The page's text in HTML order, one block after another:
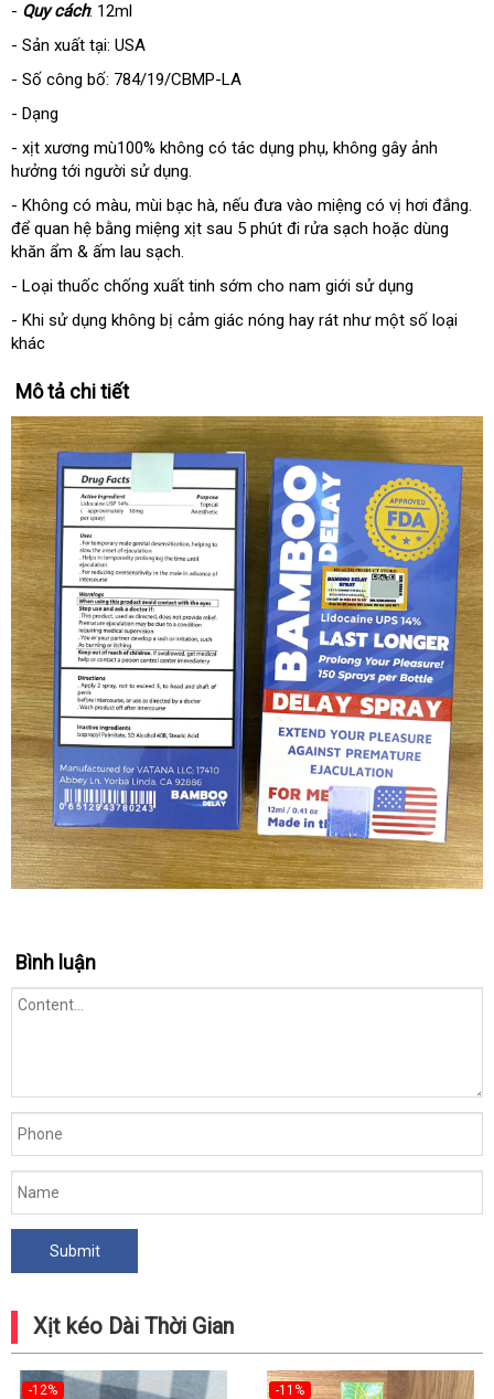
- Quy cách: 12ml
- Sản xuất tại: USA
- Số công bố: 784/19/CBMP-LA
- Dạng
- xịt xương mù100% không có tác dụng phụ, không gây ảnh
hưởng tới người sử dụng.
- Không có màu, mùi bạc hà, nếu đưa vào miệng có vị hơi đắng.
để quan hệ bằng miệng xịt sau 5 phút đi rửa sạch hoặc dùng
khăn ẩm & ấm lau sạch.
- Loại thuốc chống xuất tinh sớm cho nam giới sử dụng
- Khi sử dụng không bị cảm giác nóng hay rát như một số loại
khác
Mô tả chi tiết
Bình luận
Xịt kéo Dài Thời Gian
-12%
-11%